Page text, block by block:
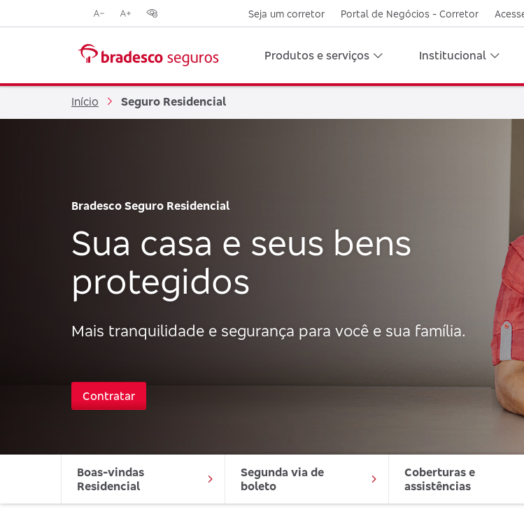
Reduzir
da
fonte
Aumentar
da
fonte
Opções
visual
Seja um corretor Portal de Negócios - Corretor
Produtos e serviços Institucional
Início Seguro Residencial
Bradesco Seguro Residencial
Sua casa e seus bens
protegidos
Mais tranquilidade e segurança para você e sua família.
Contratar
Boas-vindas
Residencial
Segunda via de
boleto
Coberturas e
assistências